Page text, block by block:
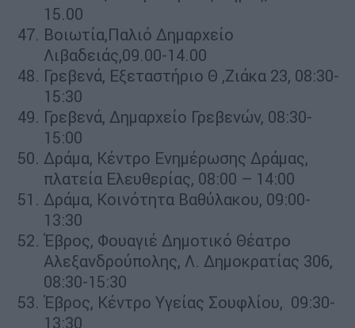
15.00
Βοιωτία,Παλιό Δημαρχείο
Λιβαδειάς,09.00-14.00
Γρεβενά, Εξεταστήριο Θ ,Ζιάκα 23, 08:30-
15:30
Γρεβενά, Δημαρχείο Γρεβενών, 08:30-
15:00
Δράμα, Κέντρο Ενημέρωσης Δράμας,
πλατεία Ελευθερίας, 08:00 – 14:00
Δράμα, Κοινότητα Βαθύλακου, 09:00-
13:30
Έβρος, Φουαγιέ Δημοτικό Θέατρο
Αλεξανδρούπολης, Λ. Δημοκρατίας 306,
08:30-15:30
Έβρος, Κέντρο Υγείας Σουφλίου, 09:30-
13:30